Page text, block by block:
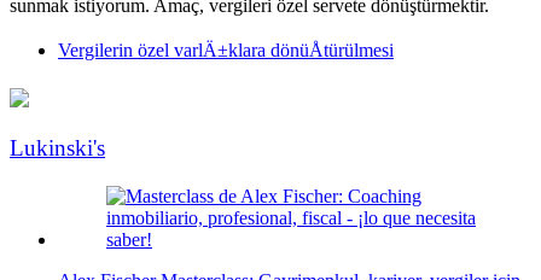
sunmak istiyorum. Amaç, vergileri özel servete dönüştürmektir.
Vergilerin özel varlÄ±klara dönüÅtürülmesi
Lukinski's